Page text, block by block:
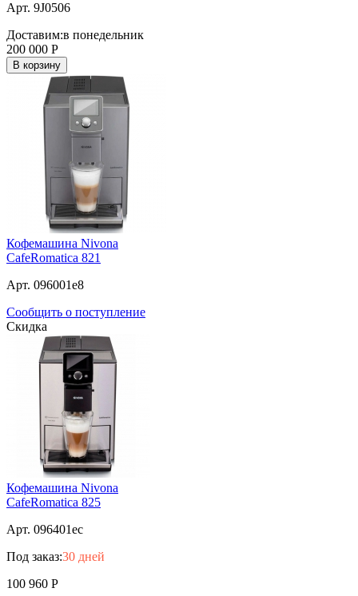
Арт. 9J0506
Доставим:в понедельник
200 000 Р
В корзину
Кофемашина Nivona
CafeRomatica 821
Арт. 096001e8
Сообщить о поступление
Скидка
Кофемашина Nivona
CafeRomatica 825
Арт. 096401ec
Под заказ:30 дней
100 960 Р